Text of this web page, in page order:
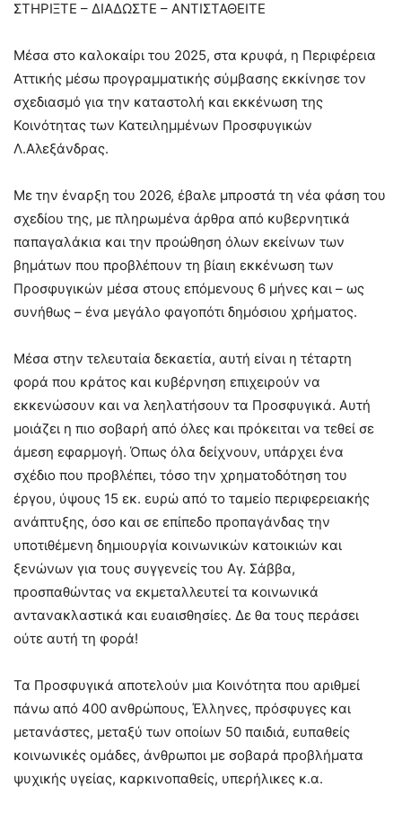
ΣΤΗΡΙΞΤΕ – ΔΙΑΔΩΣΤΕ – ΑΝΤΙΣΤΑΘΕΙΤΕ
Μέσα στο καλοκαίρι του 2025, στα κρυφά, η Περιφέρεια
Αττικής μέσω προγραμματικής σύμβασης εκκίνησε τον
σχεδιασμό για την καταστολή και εκκένωση της
Κοινότητας των Κατειλημμένων Προσφυγικών
Λ.Αλεξάνδρας.
Με την έναρξη του 2026, έβαλε μπροστά τη νέα φάση του
σχεδίου της, με πληρωμένα άρθρα από κυβερνητικά
παπαγαλάκια και την προώθηση όλων εκείνων των
βημάτων που προβλέπουν τη βίαιη εκκένωση των
Προσφυγικών μέσα στους επόμενους 6 μήνες και – ως
συνήθως – ένα μεγάλο φαγοπότι δημόσιου χρήματος.
Μέσα στην τελευταία δεκαετία, αυτή είναι η τέταρτη
φορά που κράτος και κυβέρνηση επιχειρούν να
εκκενώσουν και να λεηλατήσουν τα Προσφυγικά. Αυτή
μοιάζει η πιο σοβαρή από όλες και πρόκειται να τεθεί σε
άμεση εφαρμογή. Όπως όλα δείχνουν, υπάρχει ένα
σχέδιο που προβλέπει, τόσο την χρηματοδότηση του
έργου, ύψους 15 εκ. ευρώ από το ταμείο περιφερειακής
ανάπτυξης, όσο και σε επίπεδο προπαγάνδας την
υποτιθέμενη δημιουργία κοινωνικών κατοικιών και
ξενώνων για τους συγγενείς του Αγ. Σάββα,
προσπαθώντας να εκμεταλλευτεί τα κοινωνικά
αντανακλαστικά και ευαισθησίες. Δε θα τους περάσει
ούτε αυτή τη φορά!
Τα Προσφυγικά αποτελούν μια Κοινότητα που αριθμεί
πάνω από 400 ανθρώπους, Έλληνες, πρόσφυγες και
μετανάστες, μεταξύ των οποίων 50 παιδιά, ευπαθείς
κοινωνικές ομάδες, άνθρωποι με σοβαρά προβλήματα
ψυχικής υγείας, καρκινοπαθείς, υπερήλικες κ.α.